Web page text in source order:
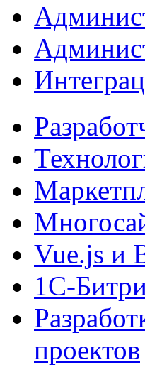
Vue.js и
1С-
проектов